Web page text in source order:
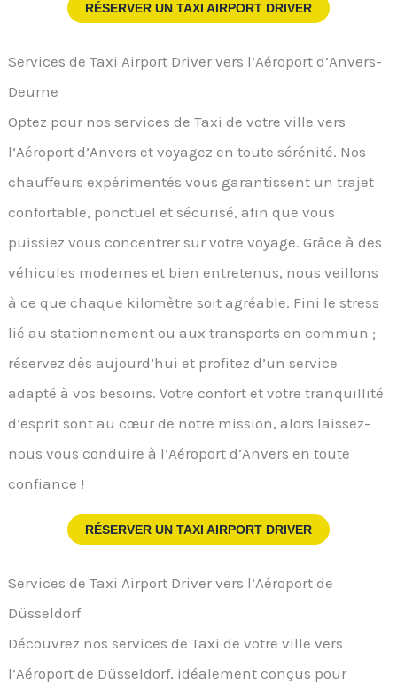
RÉSERVER UN TAXI AIRPORT DRIVER
Services de Taxi Airport Driver vers l’Aéroport d’Anvers-
Deurne
Optez pour nos services de Taxi de votre ville vers
l’Aéroport d’Anvers et voyagez en toute sérénité. Nos
chauffeurs expérimentés vous garantissent un trajet
confortable, ponctuel et sécurisé, afin que vous
puissiez vous concentrer sur votre voyage. Grâce à des
véhicules modernes et bien entretenus, nous veillons
à ce que chaque kilomètre soit agréable. Fini le stress
lié au stationnement ou aux transports en commun ;
réservez dès aujourd’hui et profitez d’un service
adapté à vos besoins. Votre confort et votre tranquillité
d’esprit sont au cœur de notre mission, alors laissez-
nous vous conduire à l’Aéroport d’Anvers en toute
confiance !
RÉSERVER UN TAXI AIRPORT DRIVER
Services de Taxi Airport Driver vers l’Aéroport de
Düsseldorf
Découvrez nos services de Taxi de votre ville vers
l’Aéroport de Düsseldorf, idéalement conçus pour